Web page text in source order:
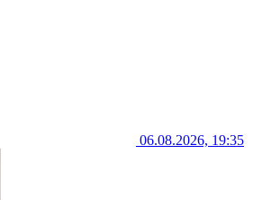
06.08.2026, 19:35